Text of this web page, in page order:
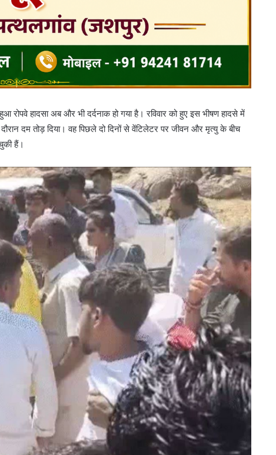
हादसा अब और भी दर्दनाक हो गया है। रविवार को हुए इस भीषण हादसे में
दम तोड़ दिया। वह पिछले दो दिनों से वेंटिलेटर पर जीवन और मृत्यु के बीच
हैं।